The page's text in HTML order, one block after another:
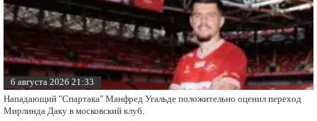
Угальде отреагировал на подписание Даку в "Спартак"